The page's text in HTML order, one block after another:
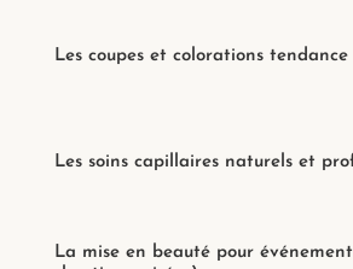
Les coupes et colorations tendance
Les soins capillaires naturels et
La mise en beauté pour